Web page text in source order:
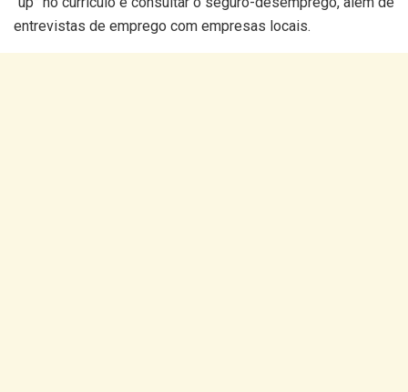
entrevistas de emprego com empresas locais.